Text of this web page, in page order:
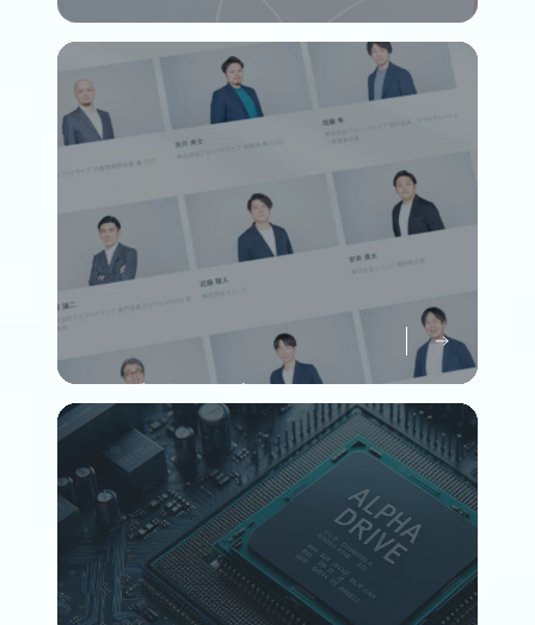
Member